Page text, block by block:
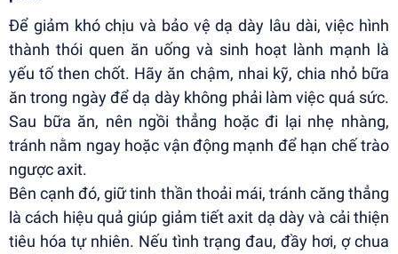
Để giảm khó chịu và bảo vệ dạ dày lâu dài, việc hình
thành thói quen ăn uống và sinh hoạt lành mạnh là
yếu tố then chốt. Hãy ăn chậm, nhai kỹ, chia nhỏ bữa
ăn trong ngày để dạ dày không phải làm việc quá sức.
Sau bữa ăn, nên ngồi thẳng hoặc đi lại nhẹ nhàng,
tránh nằm ngay hoặc vận động mạnh để hạn chế trào
ngược axit.
Bên cạnh đó, giữ tinh thần thoải mái, tránh căng thẳng
là cách hiệu quả giúp giảm tiết axit dạ dày và cải thiện
tiêu hóa tự nhiên. Nếu tình trạng đau, đầy hơi, ợ chua